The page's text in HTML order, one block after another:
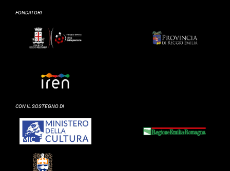
FONDATORI
CON IL SOSTEGNO DI